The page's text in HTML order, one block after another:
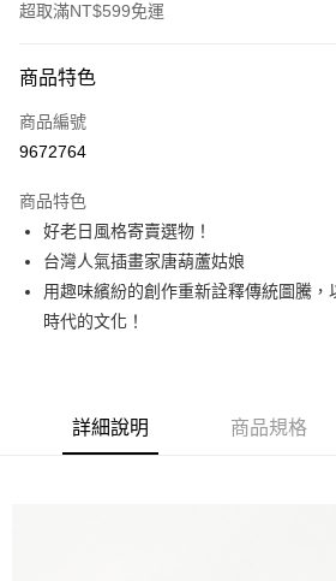
超取滿NT$599免運
信用卡一次付款
超商取貨付款
Apple Pay
街口支付
悠遊付
相關說明
【關於「AFTEE先享後付」】
商品特色
商品編號
9672764
商品特色
好老日風格寄賣選物！
台灣人氣插畫家唐葫蘆姑娘
用趣味繽紛的創作重新詮釋傳統圖騰，
時代的文化！
詳細說明 商品規格